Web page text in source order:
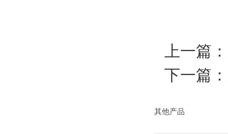
上一篇：
下一篇：
其他产品